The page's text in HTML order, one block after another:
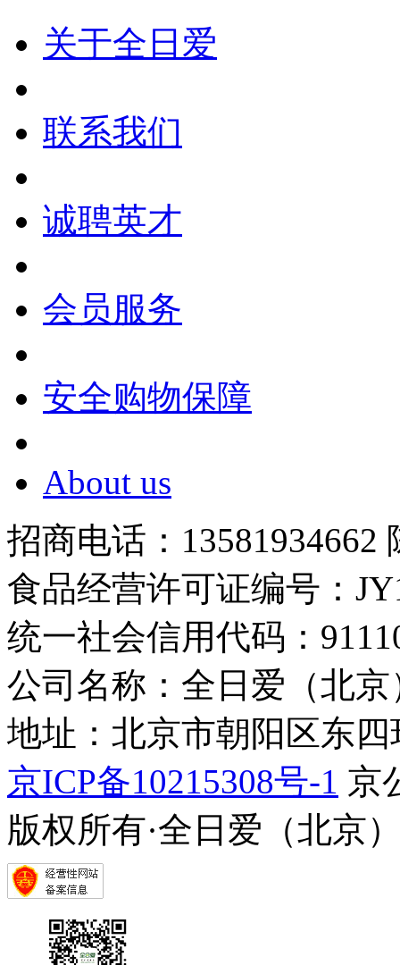
关于全日爱
联系我们
诚聘英才
会员服务
安全购物保障
About us
招商电话：13581934662
食品经营许可证编号：
统一社会信用代码：
公司名称：全日爱（北
地址：北京市朝阳区东
京ICP备10215308号-1 京
版权所有·全日爱（北京